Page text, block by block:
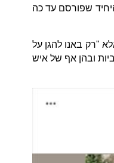
שפורסם עד כה
"רק באנו להגן על
ובהן אף של איש